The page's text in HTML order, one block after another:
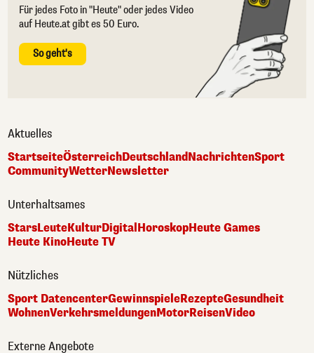
Für jedes Foto in "Heute" oder jedes Video
auf Heute.at gibt es 50 Euro.
So geht's
Aktuelles
StartseiteÖsterreichDeutschlandNachrichtenSport
CommunityWetterNewsletter
Unterhaltsames
StarsLeuteKulturDigital HoroskopHeute Games
Heute KinoHeute TV
Nützliches
Sport DatencenterGewinnspieleRezepteGesundheit
WohnenVerkehrsmeldungenMotorReisenVideo
Externe Angebote